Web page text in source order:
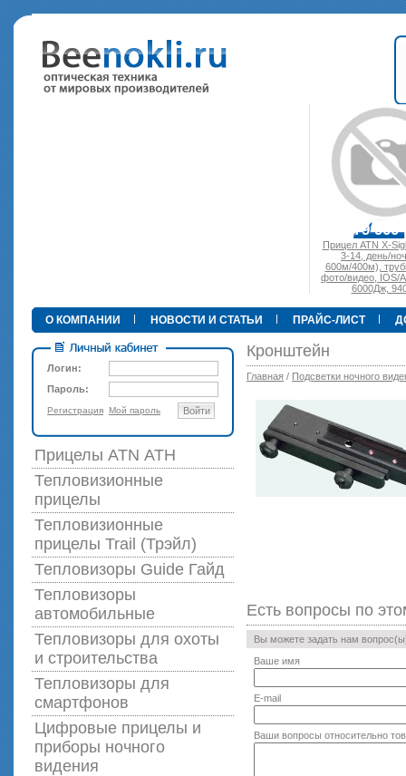
•
79 900 р.
Прицел ATN X-Sight-
3-14, день/ночь (до
600м/400м), трубка
фото/видео, IOS/
6000Дж, 940гр.
О КОМПАНИИ НОВОСТИ И СТАТЬИ ПРАЙС-ЛИСТ
Логин:
Пароль:
Регистрация Мой пароль Войти
Прицелы ATN АТН
Тепловизионные
прицелы
Тепловизионные
прицелы Trail (Трэйл)
Тепловизоры Guide Гайд
Тепловизоры
автомобильные
Тепловизоры для охоты
и строительства
Тепловизоры для
смартфонов
Цифровые прицелы и
приборы ночного
видения
Кронштейн
Главная / Подсветки ночного
Есть вопросы по
Вы можете задать нам
Ваше имя
E-mail
Ваши вопросы относительно